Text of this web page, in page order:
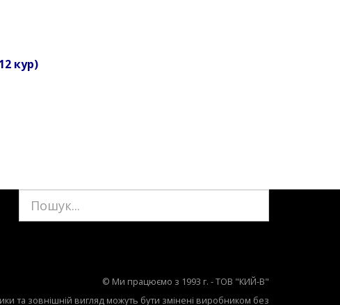
кур)
© Ми працюємо з 1993 г. - ТОВ "КИЙ-В"
та зовнішній вигляд можуть бути змінені виробником без